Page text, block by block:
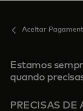
Aceitar
Estamos
quando
PRECISAS DE